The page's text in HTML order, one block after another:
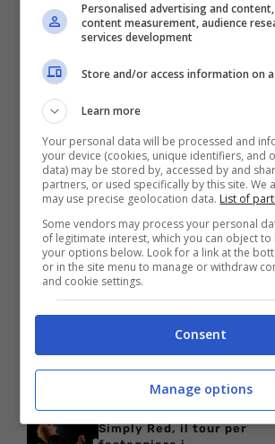
ARTICOLI RECENTI
Come bere il whisky per
apprezzarne davvero
qualità e tradizione
Ha tenuto il figlio senza
vita in casa per due mesi:
la tragedia di Lisa Marie
Presley
Taylor Swift: donazione
Simply Red, il tour per
Personalised advertising and
content measurement, audience
services development
Store and/or access information on
Learn more
Your personal data will be processed and
your device (cookies, unique identifiers, and
data) may be stored by, accessed by and
partners, or used specifically by this site. We
may use precise geolocation data. List of
Some vendors may process your personal
of legitimate interest, which you can object to
your options below. Look for a link at the
or in the site menu to manage or withdraw
and cookie settings.
Consent
Manage options